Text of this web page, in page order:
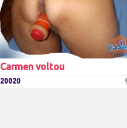
Carmen voltou
20020